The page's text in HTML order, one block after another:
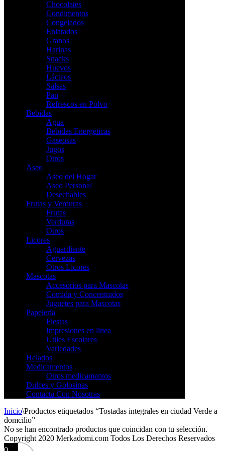
Chocolates
Condimentos
Congelados
Enlatados
Granos
Harinas
Snacks
Huevos
Lácteos
Salsas
Pan
Refrescos en Polvo
Bebidas
Agua
Bebidas Energeticas
Gaseosas
Jugos
Otros
Aseo
Aseo del Hogar
Aseo Personal
Desechables
Frutas y Verduras
Frutas
Verduras
Otros
Licores
Aguardiente
Cervezas
Otros Licores
Mascotas
Accesorios para Mascotas
Comida y Concentrados
Juguetes para Mascotas
Papelería
Fiestas
Impresiones en linea
Utiles Escolares
Variedades
Helados
Medicamentos
Otros medicamentos
Dulces y Golosinas
Contacta Con Nosotras
Inicio\Productos etiquetados “Tostadas integrales en ciudad Verde a
domcilio”
No se han encontrado productos que coincidan con tu selección.
Copyright 2020 Merkadomi.com Todos Los Derechos Reservados